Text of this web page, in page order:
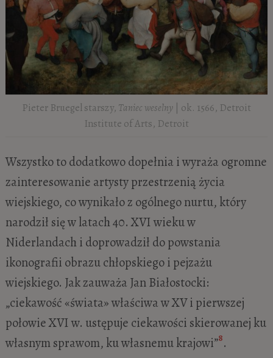
Pieter Bruegel starszy, Taniec weselny | ok. 1566, Detroit
Institute of Arts, Detroit
Wszystko to dodatkowo dopełnia i wyraża ogromne
zainteresowanie artysty przestrzenią życia
wiejskiego, co wynikało z ogólnego nurtu, który
narodził się w latach 40. XVI wieku w
Niderlandach i doprowadził do powstania
ikonografii obrazu chłopskiego i pejzażu
wiejskiego. Jak zauważa Jan Białostocki:
„ciekawość «świata» właściwa w XV i pierwszej
połowie XVI w. ustępuje ciekawości skierowanej ku
własnym sprawom, ku własnemu krajowi”8.